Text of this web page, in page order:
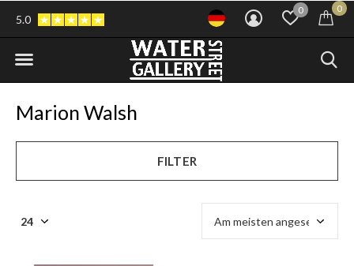
0 0
5.0
Marion Walsh
FILTER